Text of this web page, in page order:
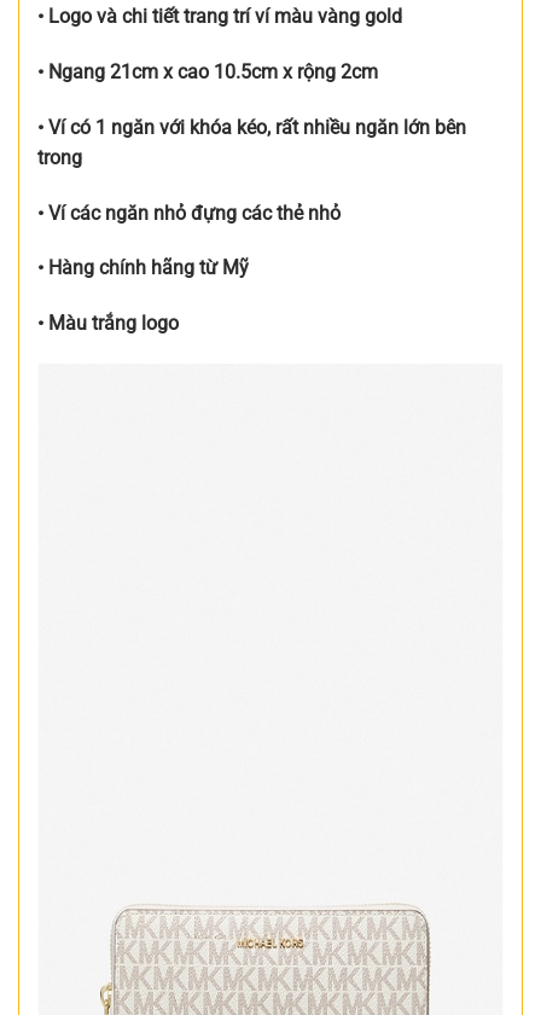
• Logo và chi tiết trang trí ví màu vàng gold
• Ngang 21cm x cao 10.5cm x rộng 2cm
• Ví có 1 ngăn với khóa kéo, rất nhiều ngăn lớn bên
trong
• Ví các ngăn nhỏ đựng các thẻ nhỏ
• Hàng chính hãng từ Mỹ
• Màu trắng logo